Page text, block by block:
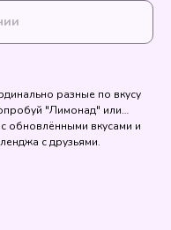
разные по вкусу
"Лимонад" или…
обновлёнными вкусами и
с друзьями.